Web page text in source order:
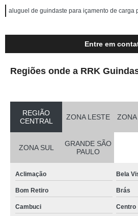
aluguel de guindaste para içamento de carga
Entre em
Regiões onde a RRK
REGIÃO
CENTRAL
ZONA LESTE
ZONA SUL
GRANDE SÃO
PAULO
Aclimação Bela
Bom Retiro Brás
Cambuci Centro